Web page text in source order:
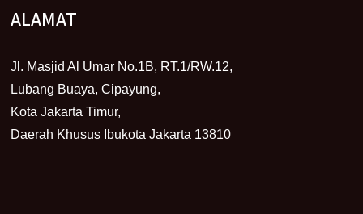
ALAMAT
Jl. Masjid Al Umar No.1B, RT.1/RW.12,
Lubang Buaya, Cipayung,
Kota Jakarta Timur,
Daerah Khusus Ibukota Jakarta 13810